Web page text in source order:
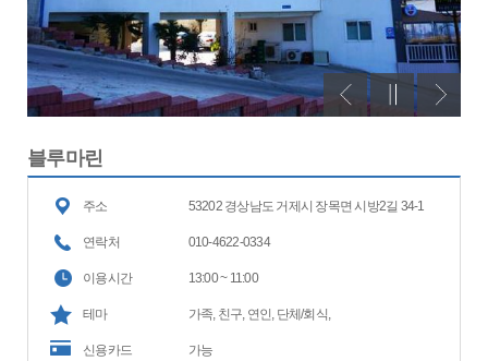
블루마린
주소 53202 경상남도 거제시 장목면 시방2길 34-1
연락처 010-4622-0334
이용시간 13:00 ~ 11:00
테마 가족, 친구, 연인, 단체/회식,
신용카드 가능